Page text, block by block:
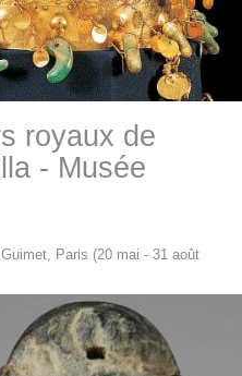
royaux de
- Musée
Paris (20 mai - 31 août